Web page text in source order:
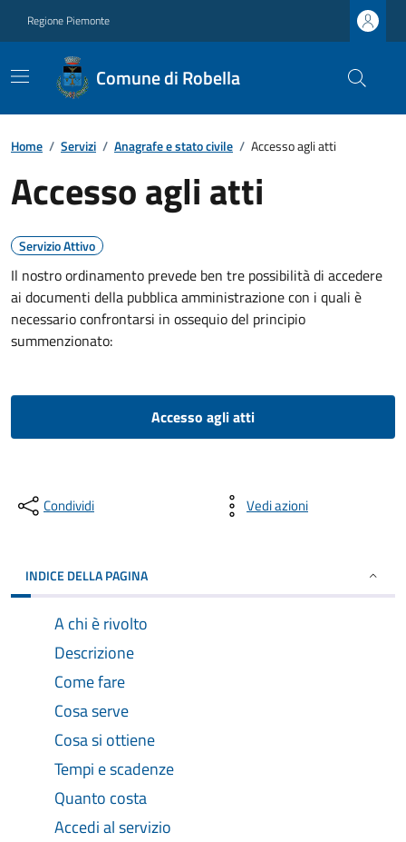
Regione Piemonte
Comune di Robella
Home / Servizi / Anagrafe e stato civile / Accesso agli atti
Accesso agli atti
Servizio Attivo
Il nostro ordinamento prevede ben tre possibilità di accedere
ai documenti della pubblica amministrazione con i quali è
necessario confrontarsi in ossequio del principio
summenzionato:
Accesso agli atti
Condividi Vedi azioni
INDICE DELLA PAGINA
A chi è rivolto
Descrizione
Come fare
Cosa serve
Cosa si ottiene
Tempi e scadenze
Quanto costa
Accedi al servizio